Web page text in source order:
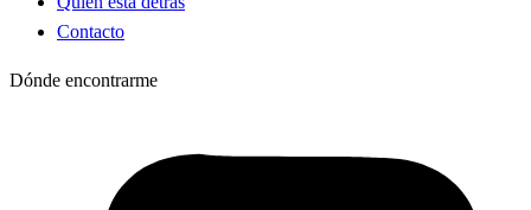
Contacto
Dónde encontrarme